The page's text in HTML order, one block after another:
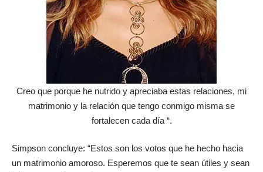
Creo que porque he nutrido y apreciaba estas relaciones, mi
matrimonio y la relación que tengo conmigo misma se
fortalecen cada día “.
Simpson concluye: “Estos son los votos que he hecho hacia
un matrimonio amoroso. Esperemos que te sean útiles y sean